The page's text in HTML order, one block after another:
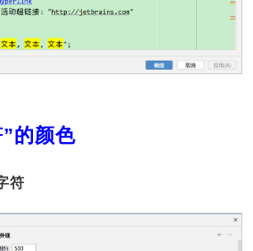
的颜色
符